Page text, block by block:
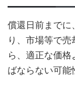
償還日前までに
り、市場等で
ら、適正な価
ばならない可能